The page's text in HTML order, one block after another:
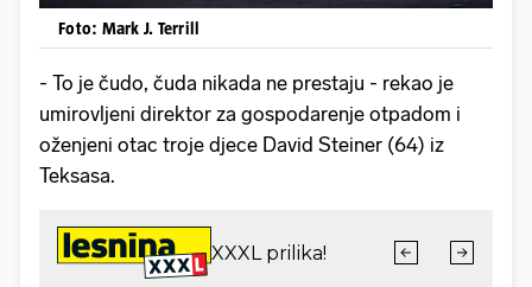
Foto: Mark J. Terrill
- To je čudo, čuda nikada ne prestaju - rekao je
umirovljeni direktor za gospodarenje otpadom i
oženjeni otac troje djece David Steiner (64) iz
Teksasa.